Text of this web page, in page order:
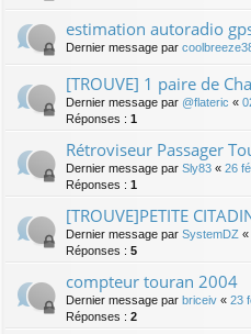
estimation autoradio
Dernier message par
[TROUVE] 1 paire de
Dernier message par @flateric «
Réponses : 1
Rétroviseur Passager
Dernier message par Sly83 « 26
Réponses : 1
[TROUVE]PETITE
Dernier message par SystemDZ «
Réponses : 5
compteur touran 2004
Dernier message par briceiv « 23
Réponses : 2